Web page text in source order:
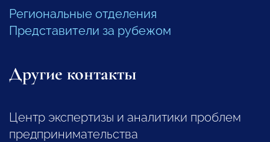
Региональные отделения
Представители за рубежом
Другие контакты
Центр экспертизы и аналитики проблем
предпринимательства